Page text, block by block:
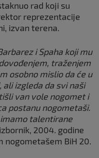
rad koji su
reprezentacije
izvan terena.
i Spaha koji mu
traženjem
osobno mislio da će u
izgleda da svi naši
van vole nogomet i
postanu nogometaši.
talentirane
2004. godine
nogometašem BiH 20.